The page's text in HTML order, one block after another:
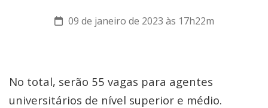
09 de janeiro de 2023 às 17h22m
No total, serão 55 vagas para agentes
universitários de nível superior e médio.